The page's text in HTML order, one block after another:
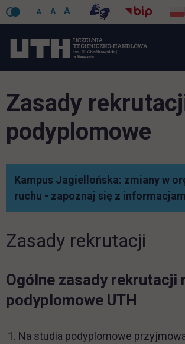
A A A
Zasady
podyplomowe
Kampus Jagiellońska: zmiany w
ruchu - zapoznaj się z
Zasady rekrutacji
Ogólne zasady rekrutacji
podyplomowe UTH
Na studia podyplomowe